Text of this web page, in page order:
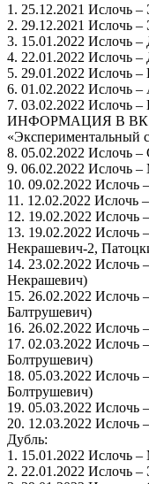
1. 25.12.2021 Ислочь
2. 29.12.2021 Ислочь
3. 15.01.2022 Ислочь –
4. 22.01.2022 Ислочь
5. 29.01.2022 Ислочь –
6. 01.02.2022 Ислочь
7. 03.02.2022
ИНФОРМАЦИЯ В ВК.
8. 05.02.2022 Ислочь
9. 06.02.2022 Ислочь
10. 09.02.2022
11. 12.02.2022
12. 19.02.2022 Ислочь
13. 19.02.2022 Ислочь
Некрашевич-2,
14. 23.02.2022 Ислочь
Некрашевич)
15. 26.02.2022 Ислочь
Балтрушевич)
16. 26.02.2022 Ислочь
17. 02.03.2022 Ислочь
Болтрушевич)
18. 05.03.2022 Ислочь
Болтрушевич)
19. 05.03.2022 Ислочь
20. 12.03.2022 Ислочь
Дубль:
1. 15.01.2022 Ислочь
2. 22.01.2022 Ислочь –